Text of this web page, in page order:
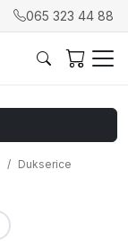
065 323 44 88
Dukserice